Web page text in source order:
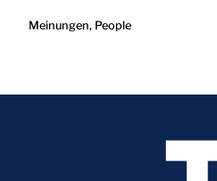
Meinungen, People